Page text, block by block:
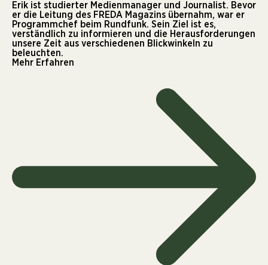
Erik ist studierter Medienmanager und Journalist. Bevor
er die Leitung des FREDA Magazins übernahm, war er
Programmchef beim Rundfunk. Sein Ziel ist es,
verständlich zu informieren und die Herausforderungen
unsere Zeit aus verschiedenen Blickwinkeln zu
beleuchten.
Mehr Erfahren